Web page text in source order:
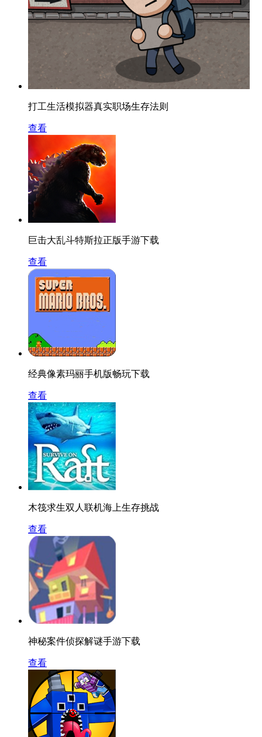
打工生活模拟器真实职场生存法则
查看
巨击大乱斗特斯拉正版手游下载
查看
经典像素玛丽手机版畅玩下载
查看
木筏求生双人联机海上生存挑战
查看
神秘案件侦探解谜手游下载
查看